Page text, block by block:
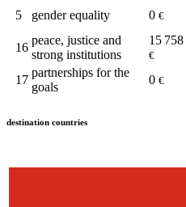
5 gender equality 0 €
16
peace, justice and
strong institutions
15 758
€
17
partnerships for the
goals
0 €
destination countries